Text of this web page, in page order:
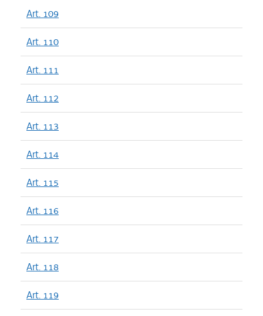
Art. 109
Art. 110
Art. 111
Art. 112
Art. 113
Art. 114
Art. 115
Art. 116
Art. 117
Art. 118
Art. 119